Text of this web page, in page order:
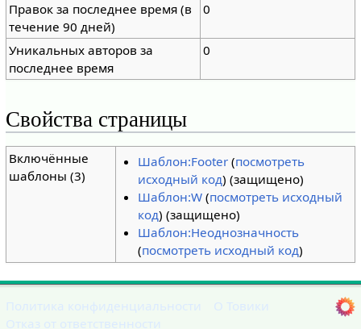
Правок за последнее время (в
течение 90 дней)
0
Уникальных авторов за
последнее время
0
Свойства страницы
Включённые
шаблоны (3)
Шаблон:Footer (посмотреть
исходный код) (защищено)
Шаблон:W (посмотреть исходный
код) (защищено)
Шаблон:Неоднозначность
(посмотреть исходный код)